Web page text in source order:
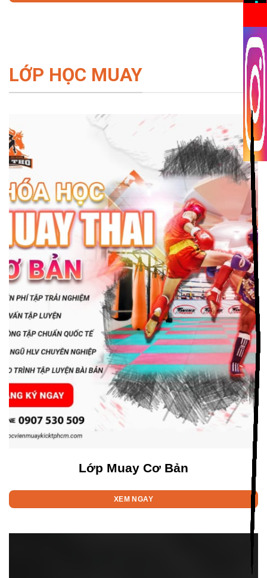
LỚP HỌC MUAY
Lớp Muay Cơ Bản
XEM NGAY